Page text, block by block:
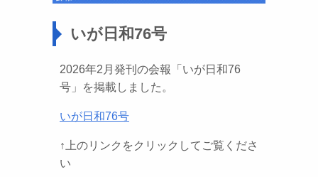
いが日和76号
2026年2月発刊の会報「いが日和76
号」を掲載しました。
いが日和76号
↑上のリンクをクリックしてご覧くださ
い